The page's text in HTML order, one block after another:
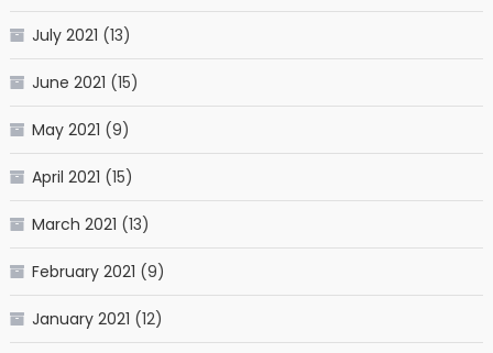
July 2021 (13)
June 2021 (15)
May 2021 (9)
April 2021 (15)
March 2021 (13)
February 2021 (9)
January 2021 (12)